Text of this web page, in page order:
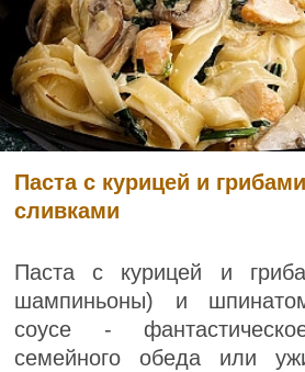
Паста с курицей и
сливками
Паста с курицей и
шампиньоны) и
соусе -
семейного обеда или